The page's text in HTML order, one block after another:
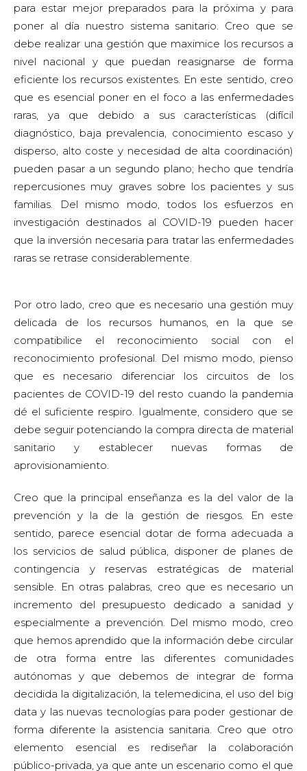
para estar mejor preparados para la próxima y para
poner al día nuestro sistema sanitario. Creo que se
debe realizar una gestión que maximice los recursos a
nivel nacional y que puedan reasignarse de forma
eficiente los recursos existentes. En este sentido, creo
que es esencial poner en el foco a las enfermedades
raras, ya que debido a sus características (difícil
diagnóstico, baja prevalencia, conocimiento escaso y
disperso, alto coste y necesidad de alta coordinación)
pueden pasar a un segundo plano; hecho que tendría
repercusiones muy graves sobre los pacientes y sus
familias. Del mismo modo, todos los esfuerzos en
investigación destinados al COVID-19 pueden hacer
que la inversión necesaria para tratar las enfermedades
raras se retrase considerablemente.
Por otro lado, creo que es necesario una gestión muy
delicada de los recursos humanos, en la que se
compatibilice el reconocimiento social con el
reconocimiento profesional. Del mismo modo, pienso
que es necesario diferenciar los circuitos de los
pacientes de COVID-19 del resto cuando la pandemia
dé el suficiente respiro. Igualmente, considero que se
debe seguir potenciando la compra directa de material
sanitario y establecer nuevas formas de
aprovisionamiento.
Creo que la principal enseñanza es la del valor de la
prevención y la de la gestión de riesgos. En este
sentido, parece esencial dotar de forma adecuada a
los servicios de salud pública, disponer de planes de
contingencia y reservas estratégicas de material
sensible. En otras palabras, creo que es necesario un
incremento del presupuesto dedicado a sanidad y
especialmente a prevención. Del mismo modo, creo
que hemos aprendido que la información debe circular
de otra forma entre las diferentes comunidades
autónomas y que debemos de integrar de forma
decidida la digitalización, la telemedicina, el uso del big
data y las nuevas tecnologías para poder gestionar de
forma diferente la asistencia sanitaria. Creo que otro
elemento esencial es rediseñar la colaboración
público-privada, ya que ante un escenario como el que